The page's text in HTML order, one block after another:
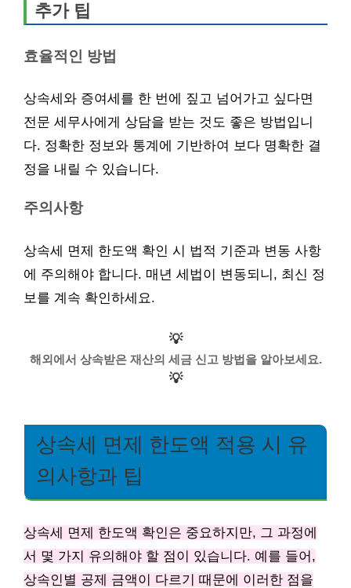
추가 팁
효율적인 방법
상속세와 증여세를 한 번에 짚고 넘어가고 싶다면
전문 세무사에게 상담을 받는 것도 좋은 방법입니
다. 정확한 정보와 통계에 기반하여 보다 명확한 결
정을 내릴 수 있습니다.
주의사항
상속세 면제 한도액 확인 시 법적 기준과 변동 사항
에 주의해야 합니다. 매년 세법이 변동되니, 최신 정
보를 계속 확인하세요.
💡
해외에서 상속받은 재산의 세금 신고 방법을 알아보세요.
💡
상속세 면제 한도액 적용 시 유
의사항과 팁
상속세 면제 한도액 확인은 중요하지만, 그 과정에
서 몇 가지 유의해야 할 점이 있습니다. 예를 들어,
상속인별 공제 금액이 다르기 때문에 이러한 점을